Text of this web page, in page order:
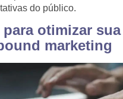
do público.
para otimizar
marketing